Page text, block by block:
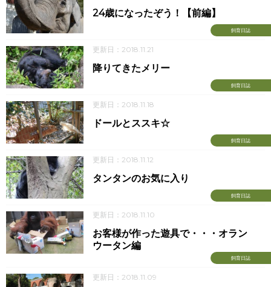
飼育日誌
24歳になったぞう！【前編】
更新日：2018.11.21
飼育日誌
降りてきたメリー
更新日：2018.11.18
飼育日誌
ドールとススキ☆
更新日：2018.11.12
飼育日誌
タンタンのお気に入り
更新日：2018.11.10
飼育日誌
お客様が作った遊具で・・・オラン
ウータン編
更新日：2018.11.09